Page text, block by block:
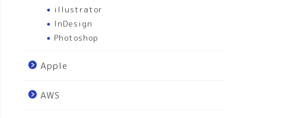
illustrator
InDesign
Photoshop
Apple
AWS